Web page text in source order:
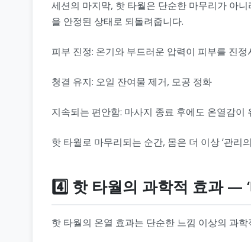
세션의 마지막, 핫 타월은 단순한 마무리가 아
을 안정된 상태로 되돌려줍니다.
피부 진정: 온기와 부드러운 압력이 피부를 진
청결 유지: 오일 잔여물 제거, 모공 정화
지속되는 편안함: 마사지 종료 후에도 온열감이
핫 타월로 마무리되는 순간, 몸은 더 이상 ‘관리
4️⃣ 핫 타월의 과학적 효과 —
핫 타월의 온열 효과는 단순한 느낌 이상의 과